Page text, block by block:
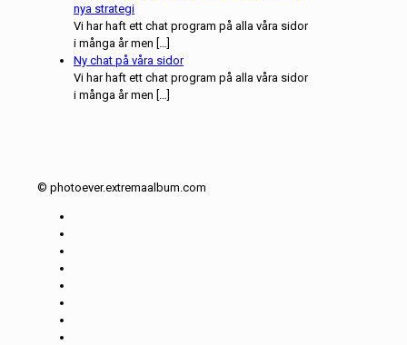
nya strategi
Vi har haft ett chat program på alla våra sidor
i många år men […]
Ny chat på våra sidor
Vi har haft ett chat program på alla våra sidor
i många år men […]
© photoever.extremaalbum.com